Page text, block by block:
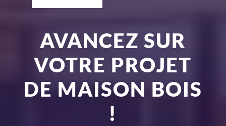
AVANCEZ SUR
VOTRE PROJET
DE MAISON BOIS
!